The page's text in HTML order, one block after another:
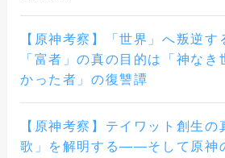
【原神考察】「世界」へ叛逆
「富者」の真の目的は「神な
かった者」の復讐譚
【原神考察】テイワット創生の
歌」を解明する――そして原神